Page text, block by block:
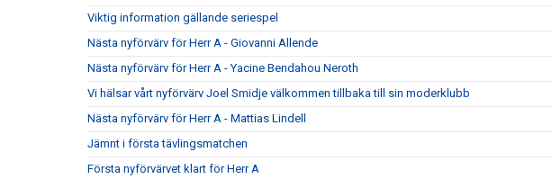
Viktig information gällande seriespel
Nästa nyförvärv för Herr A - Giovanni Allende
Nästa nyförvärv för Herr A - Yacine Bendahou Neroth
Vi hälsar vårt nyförvärv Joel Smidje välkommen tillbaka till sin moderklubb
Nästa nyförvärv för Herr A - Mattias Lindell
Jämnt i första tävlingsmatchen
Första nyförvärvet klart för Herr A